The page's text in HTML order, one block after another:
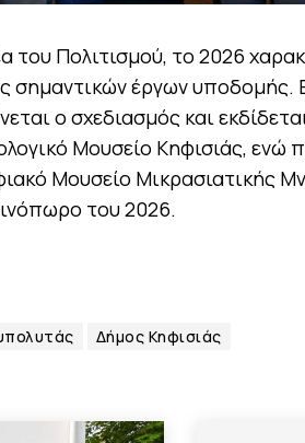
του Πολιτισμού, το 2026
σημαντικών έργων υποδομής.
ο σχεδιασμός και
Μουσείο Κηφισιάς, ενώ
Μουσείο Μικρασιατικής
του 2026.
Δήμος Κηφισιάς